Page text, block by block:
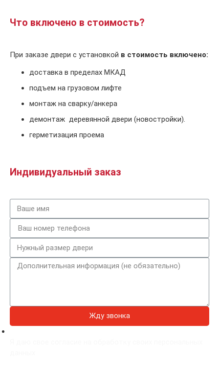
Что включено в стоимость?
При заказе двери с установкой в стоимость включено:
доставка в пределах МКАД
подъем на грузовом лифте
монтаж на сварку/анкера
демонтаж деревянной двери (новостройки).
герметизация проема
Индивидуальный заказ
Жду звонка